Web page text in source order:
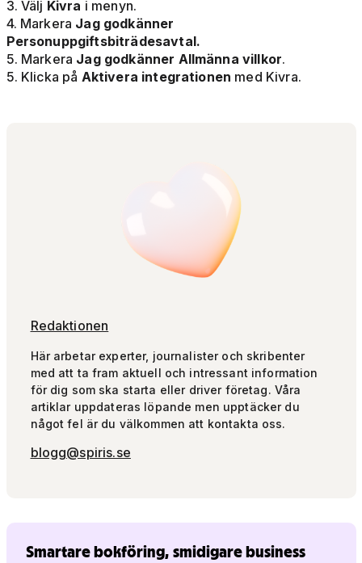
3. Välj Kivra i menyn.
4. Markera Jag godkänner
Personuppgiftsbiträdesavtal.
5. Markera Jag godkänner Allmänna villkor.
5. Klicka på Aktivera integrationen med Kivra.
Redaktionen
Här arbetar experter, journalister och skribenter
med att ta fram aktuell och intressant information
för dig som ska starta eller driver företag. Våra
artiklar uppdateras löpande men upptäcker du
något fel är du välkommen att kontakta oss.
blogg@spiris.se
Smartare bokföring, smidigare business